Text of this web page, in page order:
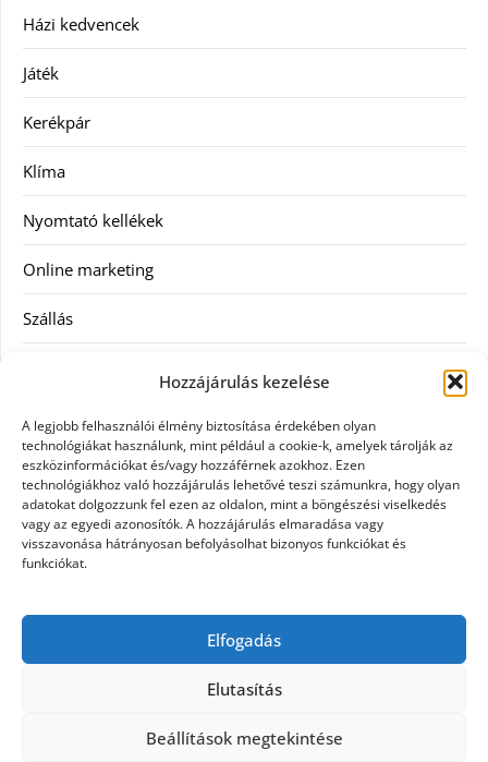
Hozzájárulás kezelése
A legjobb felhasználói élmény biztosítása érdekében olyan
technológiákat használunk, mint például a cookie-k, amelyek tárolják az
eszközinformációkat és/vagy hozzáférnek azokhoz. Ezen
technológiákhoz való hozzájárulás lehetővé teszi számunkra, hogy olyan
adatokat dolgozzunk fel ezen az oldalon, mint a böngészési viselkedés
vagy az egyedi azonosítók. A hozzájárulás elmaradása vagy
visszavonása hátrányosan befolyásolhat bizonyos funkciókat és
funkciókat.
Elfogadás
Elutasítás
Beállítások megtekintése
Házi kedvencek
Játék
Kerékpár
Klíma
Nyomtató kellékek
Online marketing
Szállás
Szellőztető
Szolgáltatás
Táskák
Utazás
Vásárlás
Webáruházak